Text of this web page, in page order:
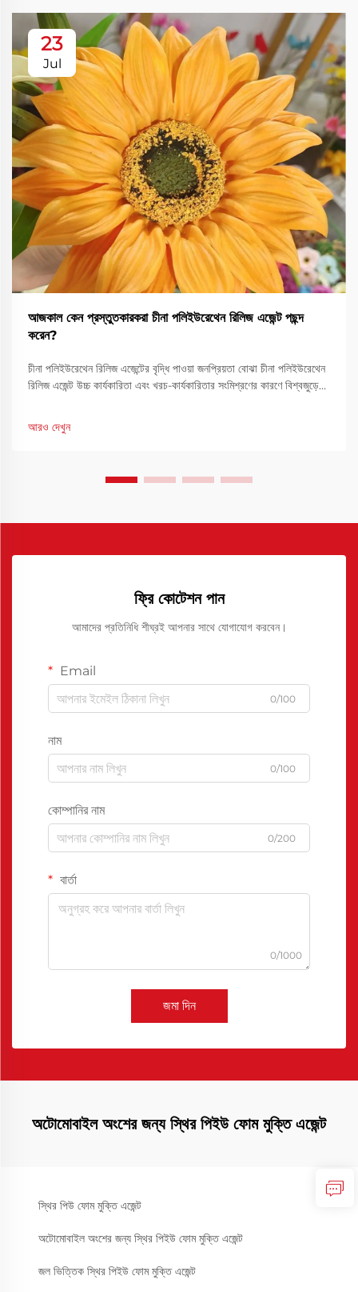
23
Jul
আজকাল কেন প্রস্তুতকারকরা চীনা পলিইউরেথেন রিলিজ এজেন্ট পছন্দ
করেন?
চীনা পলিইউরেথেন রিলিজ এজেন্টের বৃদ্ধি পাওয়া জনপ্রিয়তা বোঝা চীনা পলিইউরেথেন
রিলিজ এজেন্ট উচ্চ কার্যকারিতা এবং খরচ-কার্যকারিতার সংমিশ্রণের কারণে বিশ্বজুড়ে
আরও দেখুন
ফ্রি কোটেশন পান
আমাদের প্রতিনিধি শীঘ্রই আপনার সাথে যোগাযোগ করবেন।
Email
0/100
নাম
0/100
কোম্পানির নাম
0/200
বার্তা
0/1000
জমা দিন
অটোমোবাইল অংশের জন্য স্থির পিইউ ফোম মুক্তি এজেন্ট
স্থির পিউ ফোম মুক্তি এজেন্ট
অটোমোবাইল অংশের জন্য স্থির পিইউ ফোম মুক্তি এজেন্ট
জল ভিত্তিক স্থির পিইউ ফোম মুক্তি এজেন্ট